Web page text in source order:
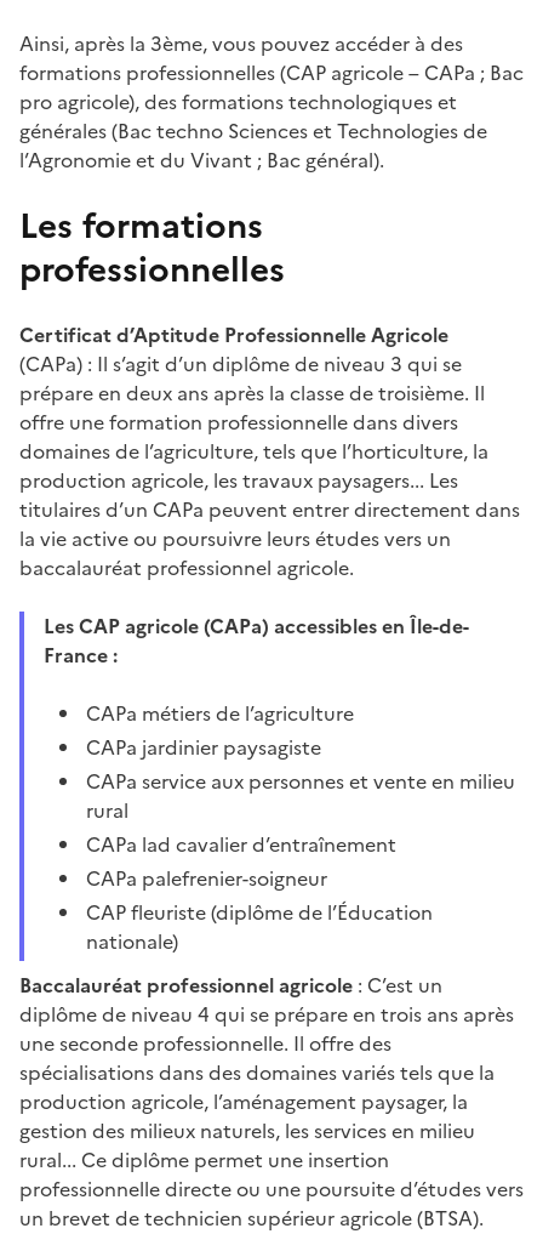
Ainsi, après la 3ème, vous pouvez accéder à des
formations professionnelles (CAP agricole – CAPa ; Bac
pro agricole), des formations technologiques et
générales (Bac techno Sciences et Technologies de
l’Agronomie et du Vivant ; Bac général).
Les formations
professionnelles
Certificat d’Aptitude Professionnelle Agricole
(CAPa) : Il s’agit d’un diplôme de niveau 3 qui se
prépare en deux ans après la classe de troisième. Il
offre une formation professionnelle dans divers
domaines de l’agriculture, tels que l’horticulture, la
production agricole, les travaux paysagers... Les
titulaires d’un CAPa peuvent entrer directement dans
la vie active ou poursuivre leurs études vers un
baccalauréat professionnel agricole.
Les CAP agricole (CAPa) accessibles en Île-de-
France :
CAPa métiers de l’agriculture
CAPa jardinier paysagiste
CAPa service aux personnes et vente en milieu
rural
CAPa lad cavalier d’entraînement
CAPa palefrenier-soigneur
CAP fleuriste (diplôme de l’Éducation
nationale)
Baccalauréat professionnel agricole : C’est un
diplôme de niveau 4 qui se prépare en trois ans après
une seconde professionnelle. Il offre des
spécialisations dans des domaines variés tels que la
production agricole, l’aménagement paysager, la
gestion des milieux naturels, les services en milieu
rural... Ce diplôme permet une insertion
professionnelle directe ou une poursuite d’études vers
un brevet de technicien supérieur agricole (BTSA).